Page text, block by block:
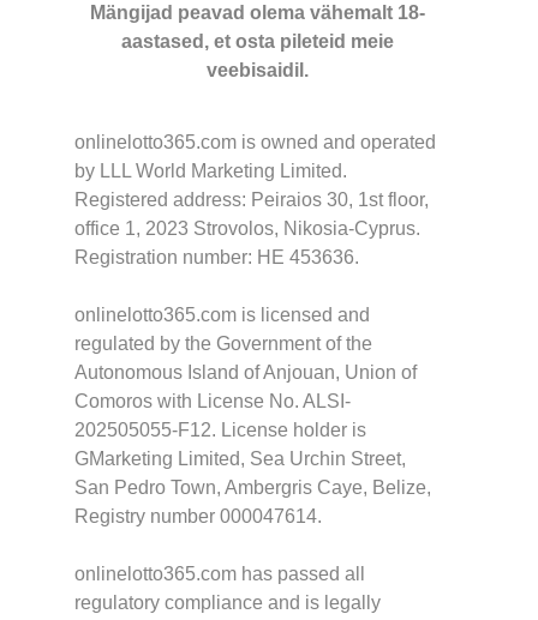
Mängijad peavad olema vähemalt 18-
aastased, et osta pileteid meie
veebisaidil.
onlinelotto365.com is owned and operated
by LLL World Marketing Limited.
Registered address: Peiraios 30, 1st floor,
office 1, 2023 Strovolos, Nikosia-Cyprus.
Registration number: HE 453636.
onlinelotto365.com is licensed and
regulated by the Government of the
Autonomous Island of Anjouan, Union of
Comoros with License No. ALSI-
202505055-F12. License holder is
GMarketing Limited, Sea Urchin Street,
San Pedro Town, Ambergris Caye, Belize,
Registry number 000047614.
onlinelotto365.com has passed all
regulatory compliance and is legally